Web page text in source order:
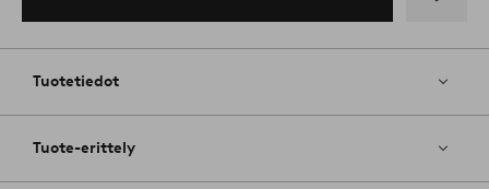
Tuotetiedot
Tuote-erittely